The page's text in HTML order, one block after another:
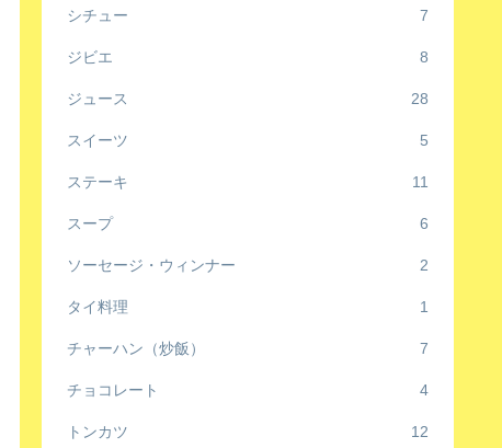
シチュー 7
ジビエ 8
ジュース 28
スイーツ 5
ステーキ 11
スープ 6
ソーセージ・ウィンナー 2
タイ料理 1
チャーハン（炒飯） 7
チョコレート 4
トンカツ 12